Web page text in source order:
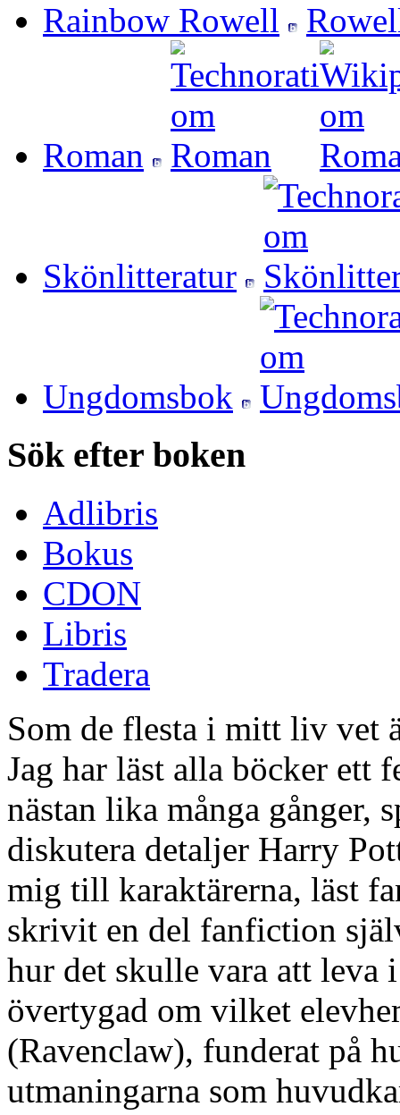
Rainbow Rowell
Roman
Skönlitteratur
Ungdomsbok
Sök efter boken
Adlibris
Bokus
CDON
Libris
Tradera
Som de flesta i mitt liv vet
Jag har läst alla böcker ett
nästan lika många gånger,
diskutera detaljer Harry
mig till karaktärerna, läst
skrivit en del fanfiction
hur det skulle vara att leva
övertygad om vilket
(Ravenclaw), funderat på
utmaningarna som